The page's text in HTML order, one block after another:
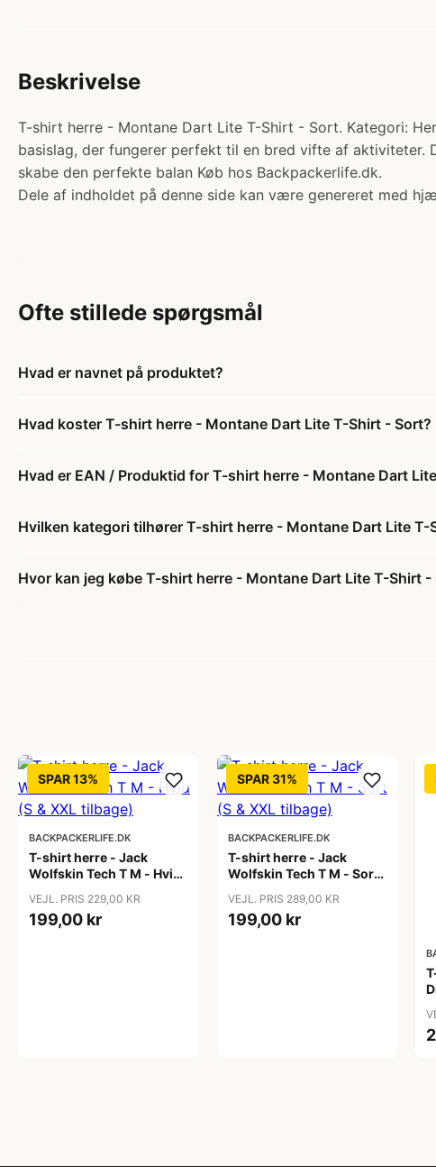
Beskrivelse
T-shirt herre - Montane Dart Lite T-Shirt - Sort. Kategori:
basislag, der fungerer perfekt til en bred vifte af aktiviteter.
skabe den perfekte balan Køb hos Backpackerlife.dk.
Dele af indholdet på denne side kan være genereret med
Ofte stillede spørgsmål
Hvad er navnet på produktet?
Hvad koster T-shirt herre - Montane Dart Lite T-Shirt - Sort?
Hvad er EAN / Produktid for T-shirt herre - Montane Dart
Hvilken kategori tilhører T-shirt herre - Montane Dart Lite T-
Hvor kan jeg købe T-shirt herre - Montane Dart Lite T-Shirt -
SPAR 13%
BACKPACKERLIFE.DK
T-shirt herre - Jack
Wolfskin Tech T M - Hvid
VEJL. PRIS 229,00 KR
199,00 kr
SPAR 31%
BACKPACKERLIFE.DK
T-shirt herre - Jack
Wolfskin Tech T M - Sort
VEJL. PRIS 289,00 KR
199,00 kr